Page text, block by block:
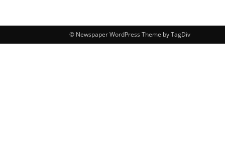
© Newspaper WordPress Theme by TagDiv